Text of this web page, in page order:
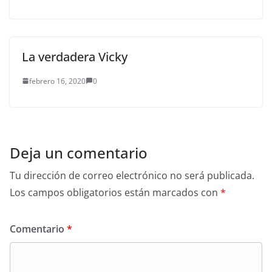
La verdadera Vicky
febrero 16, 2020 0
Deja un comentario
Tu dirección de correo electrónico no será publicada.
Los campos obligatorios están marcados con *
Comentario *